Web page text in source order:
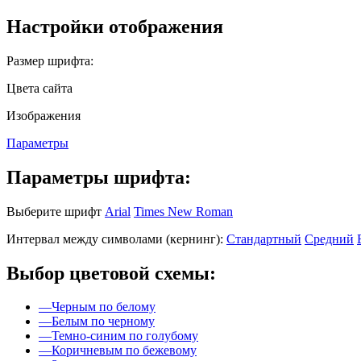
Настройки отображения
Размер шрифта:
Цвета сайта
Изображения
Параметры
Параметры шрифта:
Выберите шрифт Arial Times New Roman
Интервал между символами (кернинг): Стандартный Средний
Выбор цветовой схемы:
—Черным по белому
—Белым по черному
—Темно-синим по голубому
—Коричневым по бежевому